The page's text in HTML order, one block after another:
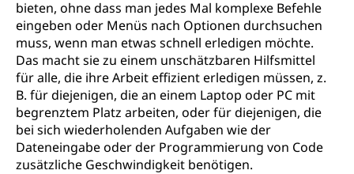
bieten, ohne dass man jedes Mal komplexe Befehle
eingeben oder Menüs nach Optionen durchsuchen
muss, wenn man etwas schnell erledigen möchte.
Das macht sie zu einem unschätzbaren Hilfsmittel
für alle, die ihre Arbeit effizient erledigen müssen, z.
B. für diejenigen, die an einem Laptop oder PC mit
begrenztem Platz arbeiten, oder für diejenigen, die
bei sich wiederholenden Aufgaben wie der
Dateneingabe oder der Programmierung von Code
zusätzliche Geschwindigkeit benötigen.